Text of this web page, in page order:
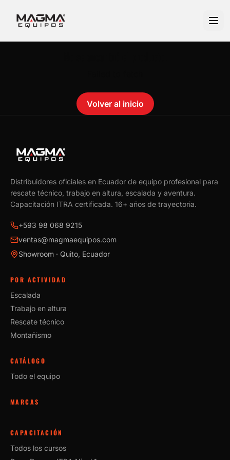
Volver al inicio
Distribuidores oficiales en Ecuador de equipo profesional para
rescate técnico, trabajo en altura, escalada y aventura.
Capacitación ITRA certificada. 16+ años de trayectoria.
+593 98 068 9215
ventas@magmaequipos.com
Showroom · Quito, Ecuador
POR ACTIVIDAD
Escalada
Trabajo en altura
Rescate técnico
Montañismo
CATÁLOGO
Todo el equipo
MARCAS
CAPACITACIÓN
Todos los cursos